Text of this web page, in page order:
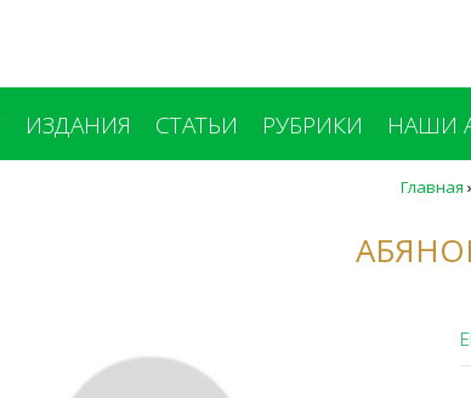
ИЗДАНИЯ СТАТЬИ РУБРИКИ НАШИ
Главная